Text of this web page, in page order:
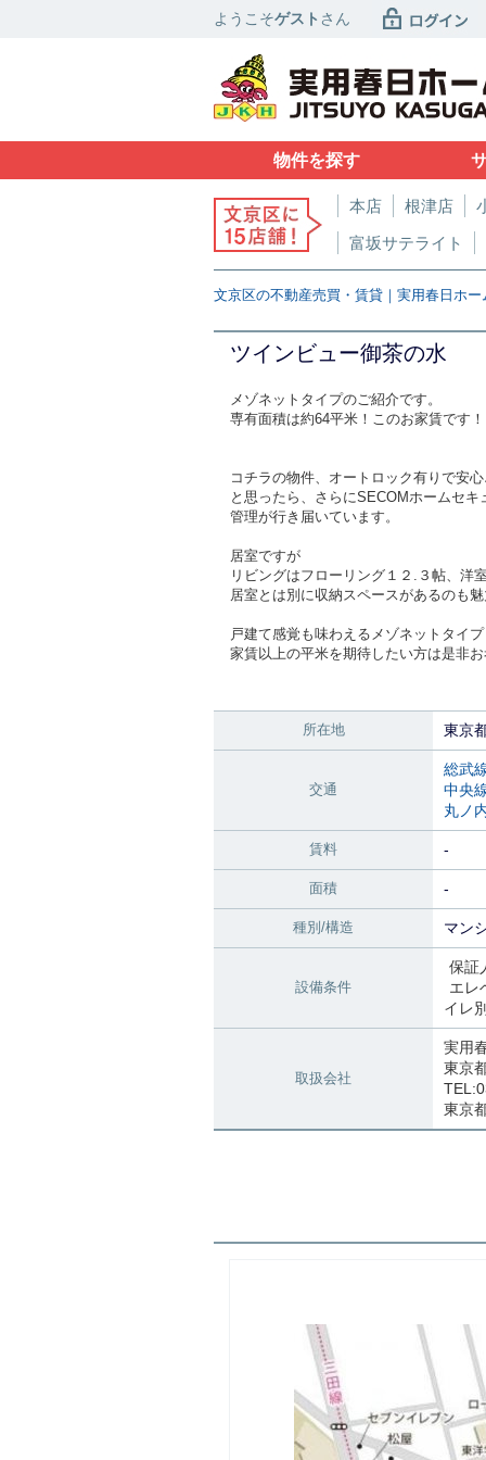
ようこそゲスト さん
物件を探す
本店 根津店
富坂サテライト
文京区の不動産売買・賃貸｜実用春日ホー
ツインビュー御茶の水
メゾネットタイプのご紹介です。
専有面積は約64平米！このお家賃です
コチラの物件、オートロック有りで安
と思ったら、さらにSECOMホームセキ
管理が行き届いています。
居室ですが
リビングはフローリング１２.３帖、洋
居室とは別に収納スペースがあるのも
戸建て感覚も味わえるメゾネットタイプ
家賃以上の平米を期待したい方は是非
所在地 東京
交通
総武
中央
丸ノ
賃料 -
面積 -
種別/構造 マン
設備条件
保証
エレ
イレ
取扱会社
実用
東京
東京